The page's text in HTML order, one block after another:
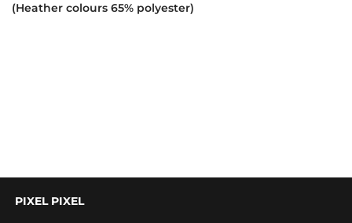
(Heather colours 65% polyester)
PIXEL PIXEL